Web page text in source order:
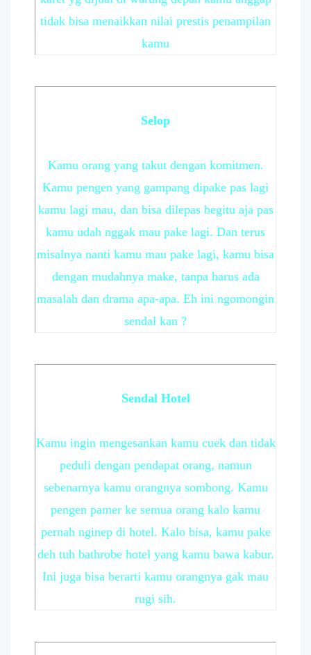
tidak bisa menaikkan nilai prestis penampilan
kamu
Selop
Kamu orang yang takut dengan komitmen.
Kamu pengen yang gampang dipake pas lagi
kamu lagi mau, dan bisa dilepas begitu aja pas
kamu udah nggak mau pake lagi. Dan terus
misalnya nanti kamu mau pake lagi, kamu bisa
dengan mudahnya make, tanpa harus ada
masalah dan drama apa-apa. Eh ini ngomongin
sendal kan ?
Sendal Hotel
Kamu ingin mengesankan kamu cuek dan tidak
peduli dengan pendapat orang, namun
sebenarnya kamu orangnya sombong. Kamu
pengen pamer ke semua orang kalo kamu
pernah nginep di hotel. Kalo bisa, kamu pake
deh tuh bathrobe hotel yang kamu bawa kabur.
Ini juga bisa berarti kamu orangnya gak mau
rugi sih.